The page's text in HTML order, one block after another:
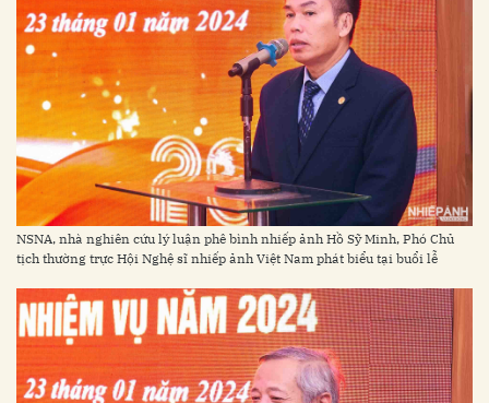
NSNA, nhà nghiên cứu lý luận phê bình nhiếp ảnh Hồ Sỹ Minh, Phó Chủ
tịch thường trực Hội Nghệ sĩ nhiếp ảnh Việt Nam phát biểu tại buổi lễ